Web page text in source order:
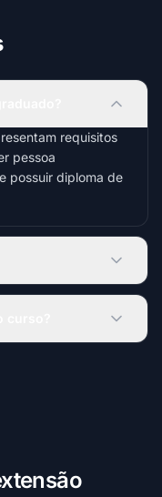
requisitos
pessoa
possuir diploma de